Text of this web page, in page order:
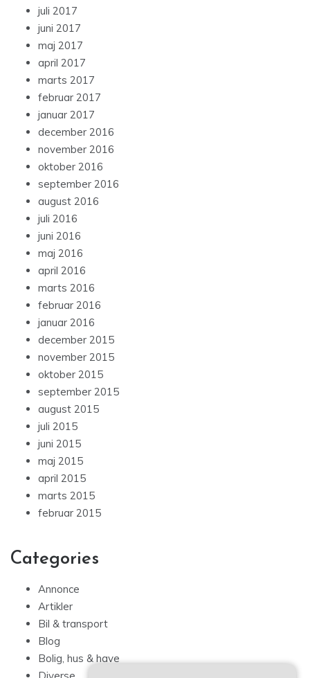
juli 2017
juni 2017
maj 2017
april 2017
marts 2017
februar 2017
januar 2017
december 2016
november 2016
oktober 2016
september 2016
august 2016
juli 2016
juni 2016
maj 2016
april 2016
marts 2016
februar 2016
januar 2016
december 2015
november 2015
oktober 2015
september 2015
august 2015
juli 2015
juni 2015
maj 2015
april 2015
marts 2015
februar 2015
Categories
Annonce
Artikler
Bil & transport
Blog
Bolig, hus & have